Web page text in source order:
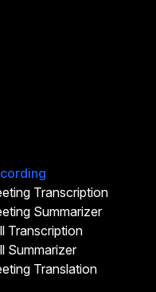
Transcription
Summarizer
Transcription
Summarizer
Translation